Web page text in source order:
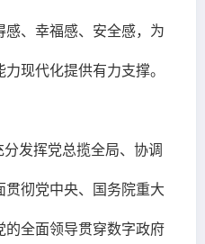
感、幸福感、安全感，为
现代化提供有力支撑。
发挥党总揽全局、协调
彻党中央、国务院重大
的全面领导贯穿数字政府